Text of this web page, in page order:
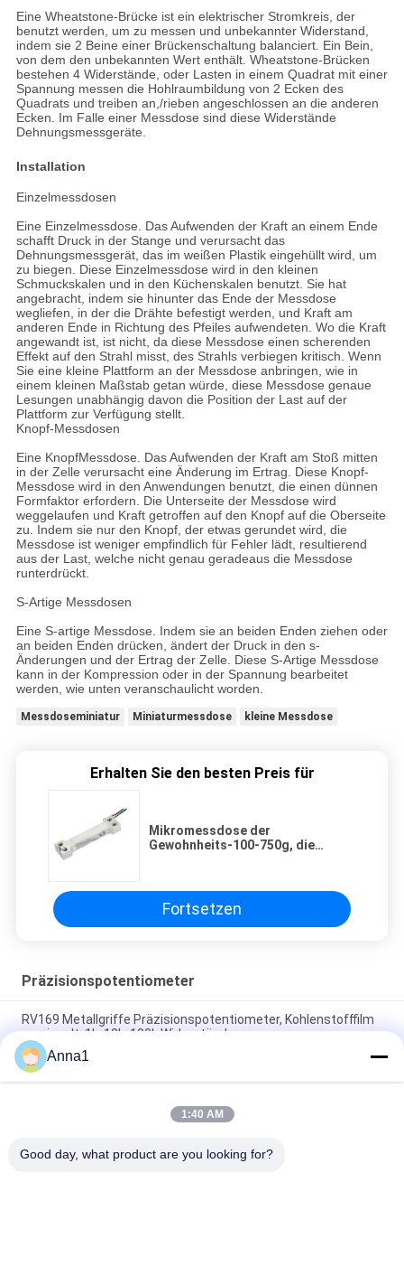
Eine Wheatstone-Brücke ist ein elektrischer Stromkreis, der
benutzt werden, um zu messen und unbekannter Widerstand,
indem sie 2 Beine einer Brückenschaltung balanciert. Ein Bein,
von dem den unbekannten Wert enthält. Wheatstone-Brücken
bestehen 4 Widerstände, oder Lasten in einem Quadrat mit einer
Spannung messen die Hohlraumbildung von 2 Ecken des
Quadrats und treiben an,/rieben angeschlossen an die anderen
Ecken. Im Falle einer Messdose sind diese Widerstände
Dehnungsmessgeräte.
Installation
Einzelmessdosen
Eine Einzelmessdose. Das Aufwenden der Kraft an einem Ende
schafft Druck in der Stange und verursacht das
Dehnungsmessgerät, das im weißen Plastik eingehüllt wird, um
zu biegen. Diese Einzelmessdose wird in den kleinen
Schmuckskalen und in den Küchenskalen benutzt. Sie hat
angebracht, indem sie hinunter das Ende der Messdose
wegliefen, in der die Drähte befestigt werden, und Kraft am
anderen Ende in Richtung des Pfeiles aufwendeten. Wo die Kraft
angewandt ist, ist nicht, da diese Messdose einen scherenden
Effekt auf den Strahl misst, des Strahls verbiegen kritisch. Wenn
Sie eine kleine Plattform an der Messdose anbringen, wie in
einem kleinen Maßstab getan würde, diese Messdose genaue
Lesungen unabhängig davon die Position der Last auf der
Plattform zur Verfügung stellt.
Knopf-Messdosen
Eine KnopfMessdose. Das Aufwenden der Kraft am Stoß mitten
in der Zelle verursacht eine Änderung im Ertrag. Diese Knopf-
Messdose wird in den Anwendungen benutzt, die einen dünnen
Formfaktor erfordern. Die Unterseite der Messdose wird
weggelaufen und Kraft getroffen auf den Knopf auf die Oberseite
zu. Indem sie nur den Knopf, der etwas gerundet wird, die
Messdose ist weniger empfindlich für Fehler lädt, resultierend
aus der Last, welche nicht genau geradeaus die Messdose
runterdrückt.
S-Artige Messdosen
Eine S-artige Messdose. Indem sie an beiden Enden ziehen oder
an beiden Enden drücken, ändert der Druck in den s-
Änderungen und der Ertrag der Zelle. Diese S-Artige Messdose
kann in der Kompression oder in der Spannung bearbeitet
werden, wie unten veranschaulicht worden.
Messdoseminiatur Miniaturmessdose kleine Messdose
Erhalten Sie den besten Preis für
Mikromessdose der
Gewohnheits-100-750g, die
Fortsetzen
Präzisionspotentiometer
RV169 Metallgriffe Präzisionspotentiometer, Kohlenstofffilm
versiegelt, 1k, 10k, 100k Widerstände
WH3012P 30mm 45mm Stereo-Doppelschleifpotentiometer
B10K Reise-Schleifpotentiometer
93PR 3-Stift-Einfachdreh-Metall-Keramik
Anna1
1:40 AM
Good day, what product are you looking for?